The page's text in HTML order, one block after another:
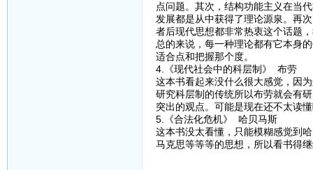
点问题。其次，结构功能主义在当
发展都是从中获得了理论源泉。再
者后现代思想都非常热衷这个话题
总的来说，每一种理论都有它本身
适合点和把握那个度。
4.《现代社会中的科层制》 布劳
这本书看起来没什么很大感觉，因
研究科层制的传统所以布劳就会有
突出的观点。可能是现在还不太读
5.《合法化危机》 哈贝马斯
这本书没太看懂，只能模糊感觉到
马克思等等等的思想，所以看书得